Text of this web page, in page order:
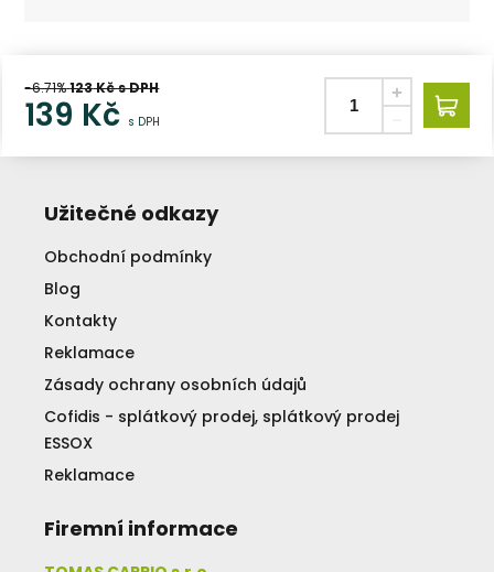
-6.71%123Kč s DPH
139 Kč s DPH
Užitečné odkazy
Obchodní podmínky
Blog
Kontakty
Reklamace
Zásady ochrany osobních údajů
Cofidis - splátkový prodej, splátkový prodej
ESSOX
Reklamace
Firemní informace